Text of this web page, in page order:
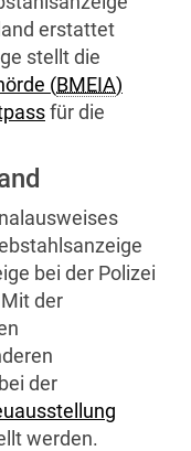
erstattet
stellt die
(BMEIA)
für die
bei der Polizei
der
der
werden.